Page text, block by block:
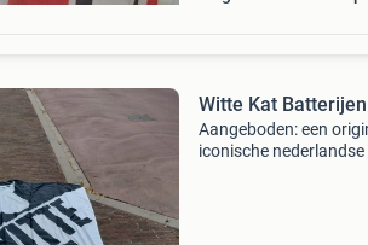
Witte Kat
Aangeboden: een
iconische